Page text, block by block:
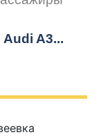
A3...